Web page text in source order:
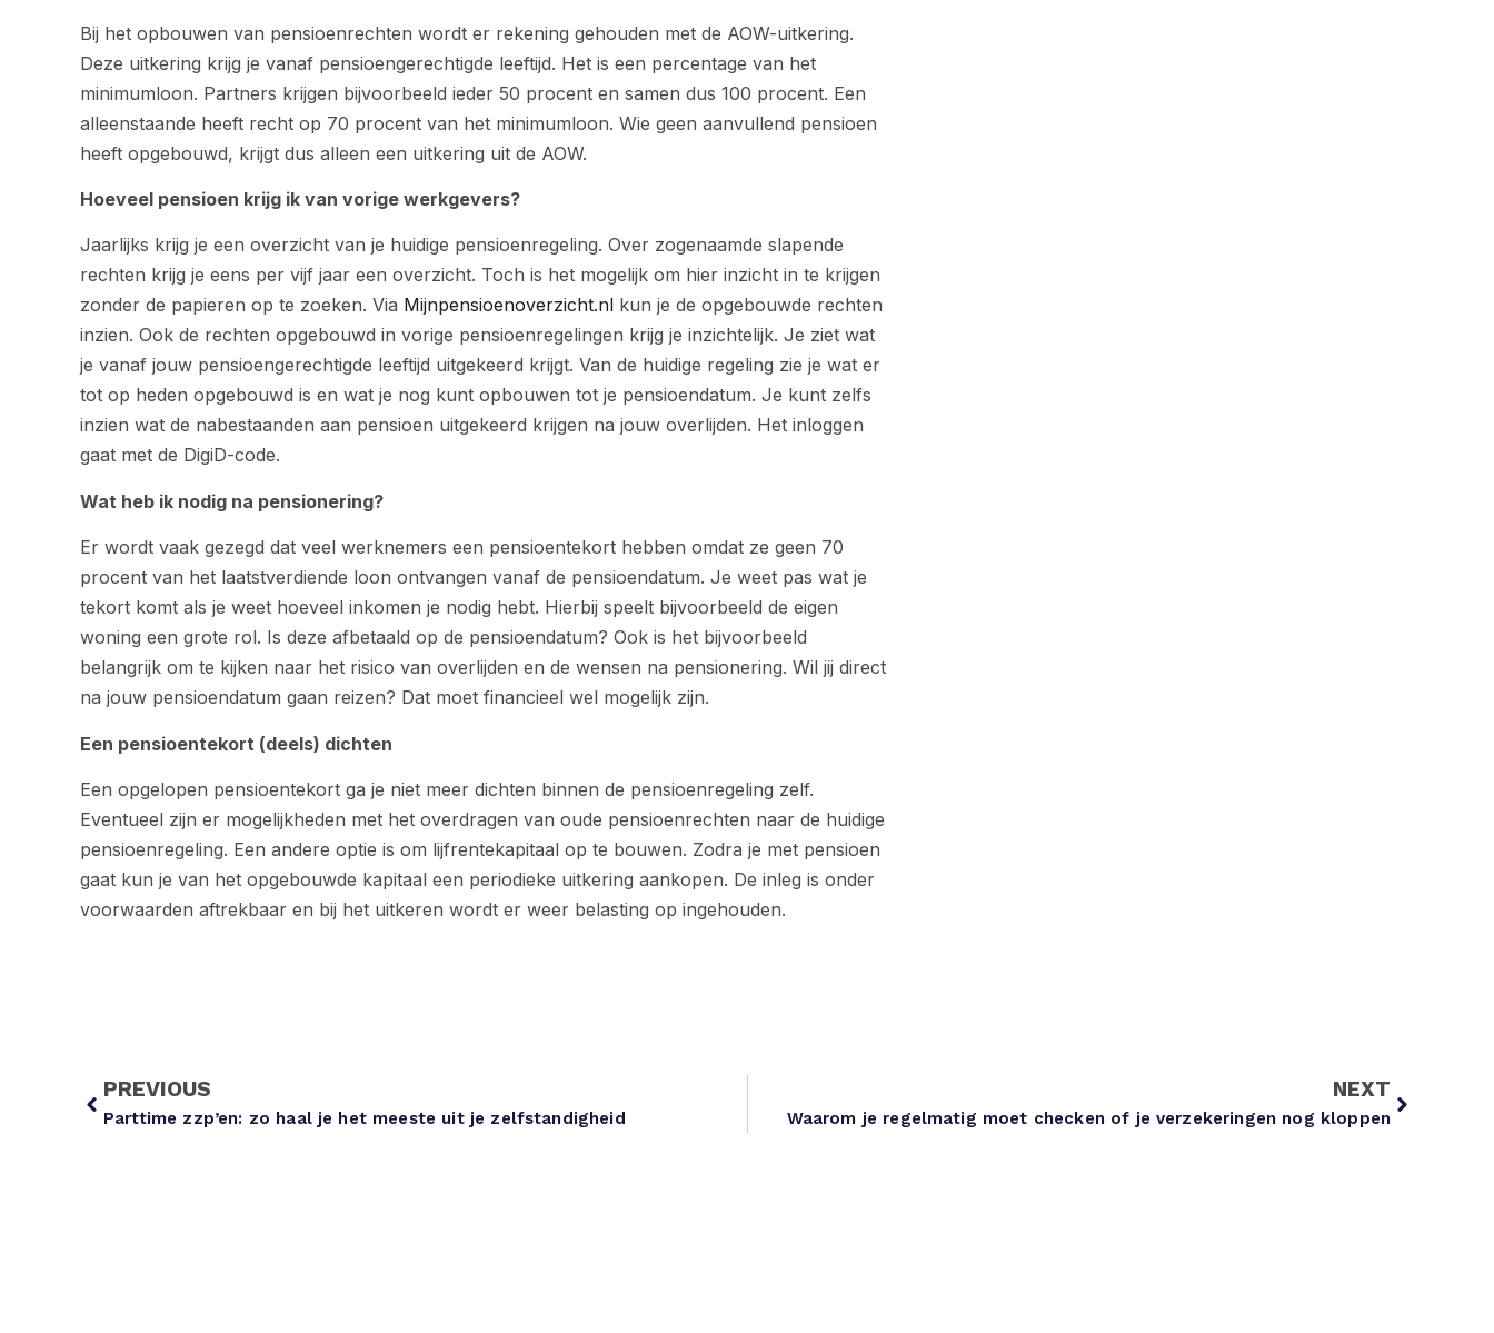
Bij het opbouwen van pensioenrechten wordt er rekening gehouden met de AOW-uitkering.
Deze uitkering krijg je vanaf pensioengerechtigde leeftijd. Het is een percentage van het
minimumloon. Partners krijgen bijvoorbeeld ieder 50 procent en samen dus 100 procent. Een
alleenstaande heeft recht op 70 procent van het minimumloon. Wie geen aanvullend pensioen
heeft opgebouwd, krijgt dus alleen een uitkering uit de AOW.
Hoeveel pensioen krijg ik van vorige werkgevers?
Jaarlijks krijg je een overzicht van je huidige pensioenregeling. Over zogenaamde slapende
rechten krijg je eens per vijf jaar een overzicht. Toch is het mogelijk om hier inzicht in te krijgen
zonder de papieren op te zoeken. Via Mijnpensioenoverzicht.nl kun je de opgebouwde rechten
inzien. Ook de rechten opgebouwd in vorige pensioenregelingen krijg je inzichtelijk. Je ziet wat
je vanaf jouw pensioengerechtigde leeftijd uitgekeerd krijgt. Van de huidige regeling zie je wat er
tot op heden opgebouwd is en wat je nog kunt opbouwen tot je pensioendatum. Je kunt zelfs
inzien wat de nabestaanden aan pensioen uitgekeerd krijgen na jouw overlijden. Het inloggen
gaat met de DigiD-code.
Wat heb ik nodig na pensionering?
Er wordt vaak gezegd dat veel werknemers een pensioentekort hebben omdat ze geen 70
procent van het laatstverdiende loon ontvangen vanaf de pensioendatum. Je weet pas wat je
tekort komt als je weet hoeveel inkomen je nodig hebt. Hierbij speelt bijvoorbeeld de eigen
woning een grote rol. Is deze afbetaald op de pensioendatum? Ook is het bijvoorbeeld
belangrijk om te kijken naar het risico van overlijden en de wensen na pensionering. Wil jij direct
na jouw pensioendatum gaan reizen? Dat moet financieel wel mogelijk zijn.
Een pensioentekort (deels) dichten
Een opgelopen pensioentekort ga je niet meer dichten binnen de pensioenregeling zelf.
Eventueel zijn er mogelijkheden met het overdragen van oude pensioenrechten naar de huidige
pensioenregeling. Een andere optie is om lijfrentekapitaal op te bouwen. Zodra je met pensioen
gaat kun je van het opgebouwde kapitaal een periodieke uitkering aankopen. De inleg is onder
voorwaarden aftrekbaar en bij het uitkeren wordt er weer belasting op ingehouden.
PREVIOUS
Parttime zzp’en: zo haal je het meeste uit je zelfstandigheid
NEXT
Waarom je regelmatig moet checken of je verzekeringen nog kloppen